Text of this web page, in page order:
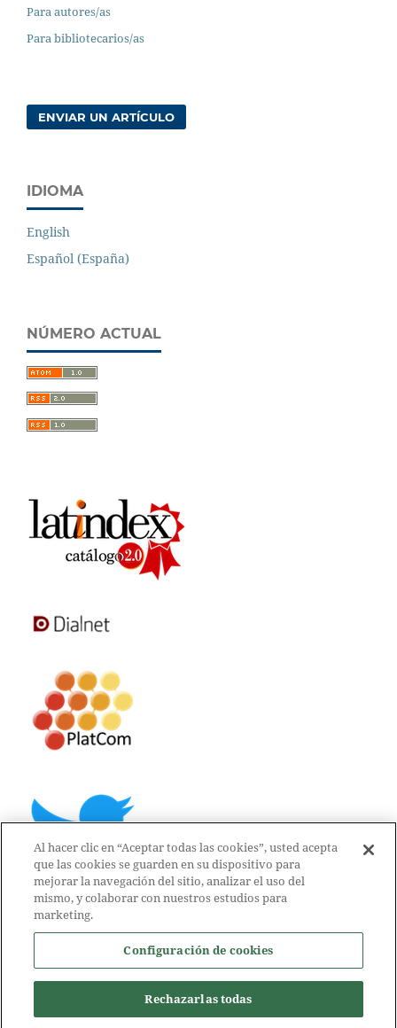
Para autores/as
Para bibliotecarios/as
ENVIAR UN ARTÍCULO
IDIOMA
English
Español (España)
NÚMERO ACTUAL
Al hacer clic en “Aceptar todas las cookies”, usted acepta
que las cookies se guarden en su dispositivo para
mejorar la navegación del sitio, analizar el uso del
mismo, y colaborar con nuestros estudios para
marketing.
Configuración de cookies
Rechazarlas todas